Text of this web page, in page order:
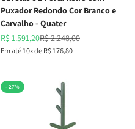
Puxador Redondo Cor Branco e
Carvalho - Quater
Preço promocional
R$ 1.591,20Preço normal
R$ 2.248,00
Em até 10x de R$ 176,80
- 27%